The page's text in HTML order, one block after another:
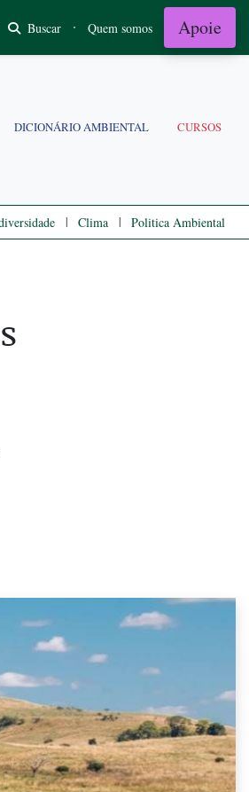
Buscar · Quem somos Apoie
DICIONÁRIO AMBIENTAL CURSOS
| Clima | Politica Ambiental